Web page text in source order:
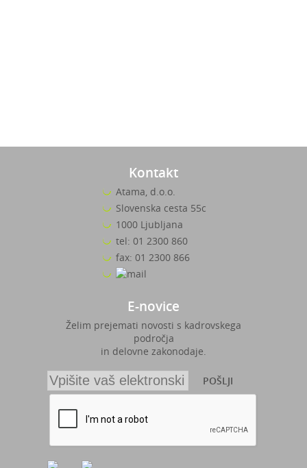
Kontakt
Atama, d.o.o.
Slovenska cesta 55c
1000 Ljubljana
tel: 01 2300 860
fax: 01 2300 866
E-novice
Želim prejemati novosti s kadrovskega
področja
in delovne zakonodaje.
POŠLJI